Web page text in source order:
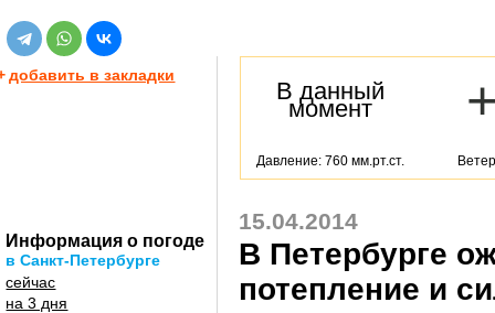
добавить в закладки
Информация о погоде
в Санкт-Петербурге
сейчас
на 3 дня
В данный
момент
Давление: 760 мм.рт.ст.
15.04.2014
В Петербурге
потепление и